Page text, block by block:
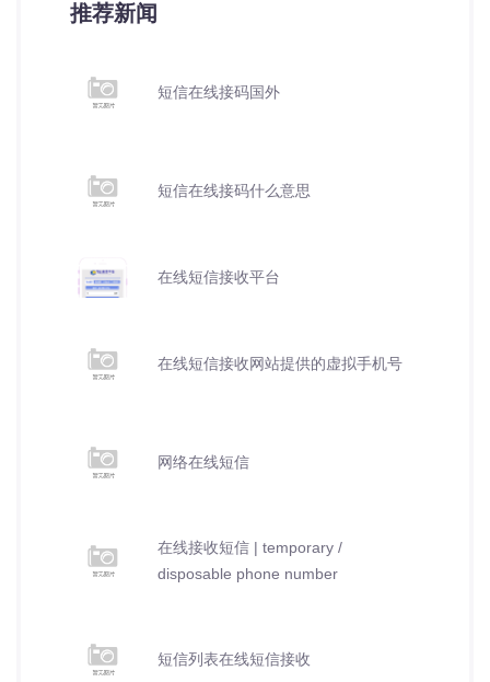
推荐新闻
短信在线接码国外
短信在线接码什么意思
在线短信接收平台
在线短信接收网站提供的虚拟手机号
网络在线短信
在线接收短信 | temporary /
disposable phone number
短信列表在线短信接收